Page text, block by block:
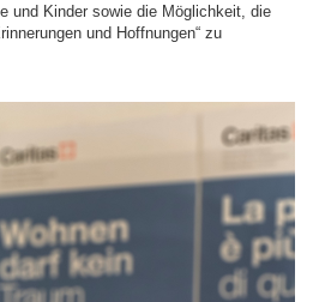
und Kinder sowie die Möglichkeit, die
und Hoffnungen“ zu